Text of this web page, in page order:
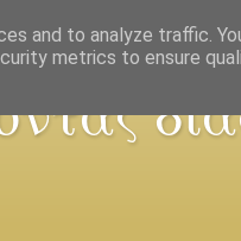
and to analyze traffic.
metrics to ensure